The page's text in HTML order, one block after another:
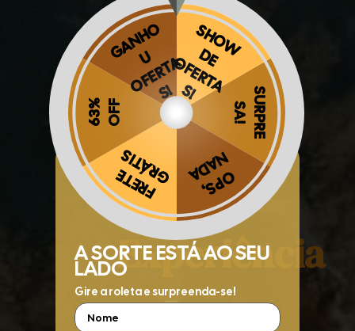
A
Melhor
Experiência
5x
Obrigado por se cadastrar na
Aproveite e receba as novidades e ofertas exclusivas da